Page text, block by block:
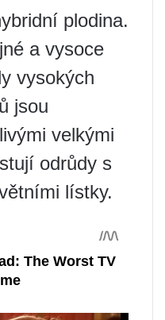
plodina.
a vysoce
vysokých
jsou
velkými
odrůdy s
lístky.